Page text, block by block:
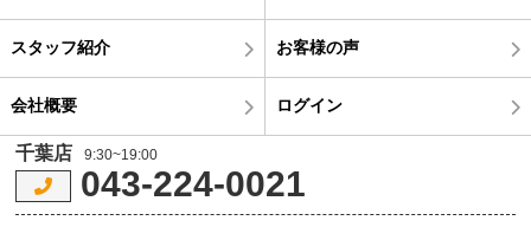
スタッフ紹介 お客様の声
会社概要 ログイン
千葉店 9:30~19:00
043-224-0021